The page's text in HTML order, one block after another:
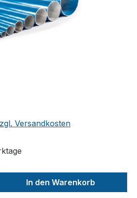
Versandkosten
Gib den
In den Warenkorb